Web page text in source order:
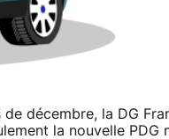
décembre, la DG
la nouvelle PDG